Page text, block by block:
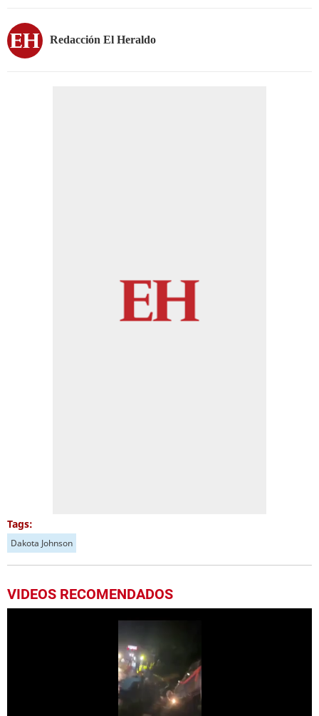
Redacción El Heraldo
Tags:
Dakota Johnson
VIDEOS RECOMENDADOS